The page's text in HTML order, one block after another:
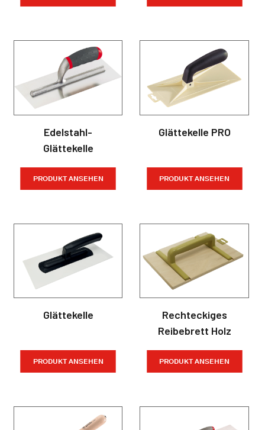
Edelstahl-
Glättekelle
PRODUKT ANSEHEN
Glättekelle PRO
PRODUKT ANSEHEN
Glättekelle
PRODUKT ANSEHEN
Rechteckiges
Reibebrett Holz
PRODUKT ANSEHEN